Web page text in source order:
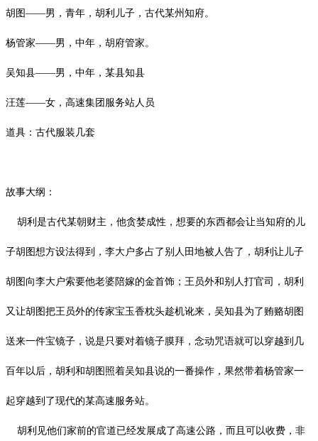
胡图——男，青年，胡利儿子，古代某州知府。
杨管家——男，中年，胡府管家。
吴知县——男，中年，某县知县
汪莲——女，高速集团服务站人员
道具：古代服装几套
故事大纲：
胡利是古代某朝财主，他贪婪成性，想要的东西都会让当知府的儿
子胡图想方设法得到，李大户多占了别人田地被人告了，胡利让儿子
胡图向李大户索要他老婆陪嫁的金首饰；王员外和别人打官司，胡利
又让胡图把王员外的传家宝玉香枕头趁机讹来，吴知县为了贿赂胡图
送来一件宝镜子，说是只要对着镜子膜拜，念动咒语就可以穿越到几
百年以后，胡利和胡图照着吴知县说的一番操作，果然带着杨管家一
起穿越到了现代的某高速服务站。
胡利见他们家前的官道已经发展成了高速公路，而且可以收费，非